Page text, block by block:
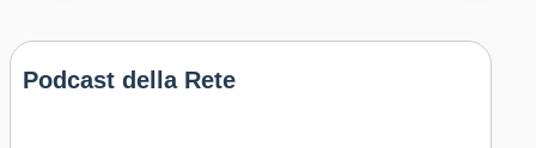
Podcast della Rete